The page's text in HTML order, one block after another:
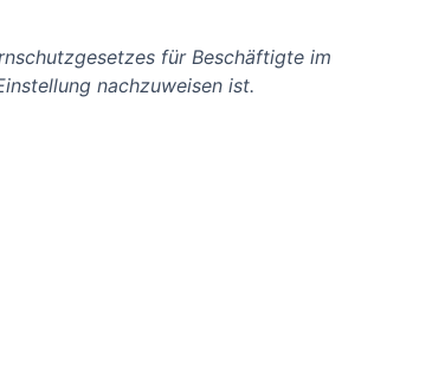
für Beschäftigte im
nachzuweisen ist.